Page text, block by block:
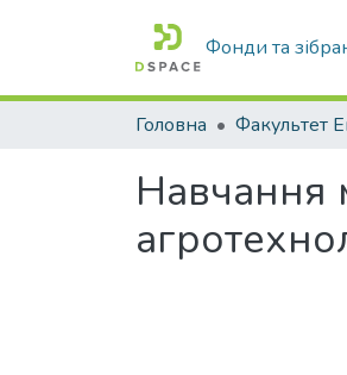
Фонди та
Головна
Навчання